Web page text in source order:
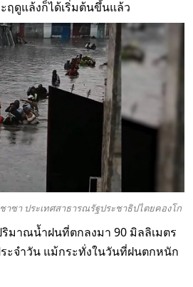
ฤดูแล้งก็ได้เริ่มต้นขึ้นแล้ว
ซา ประเทศสาธารณรัฐประชาธิปไตยคองโก
ริมาณน้ำฝนที่ตกลงมา 90 มิลลิเมตร
ะจำวัน แม้กระทั่งในวันที่ฝนตกหนัก